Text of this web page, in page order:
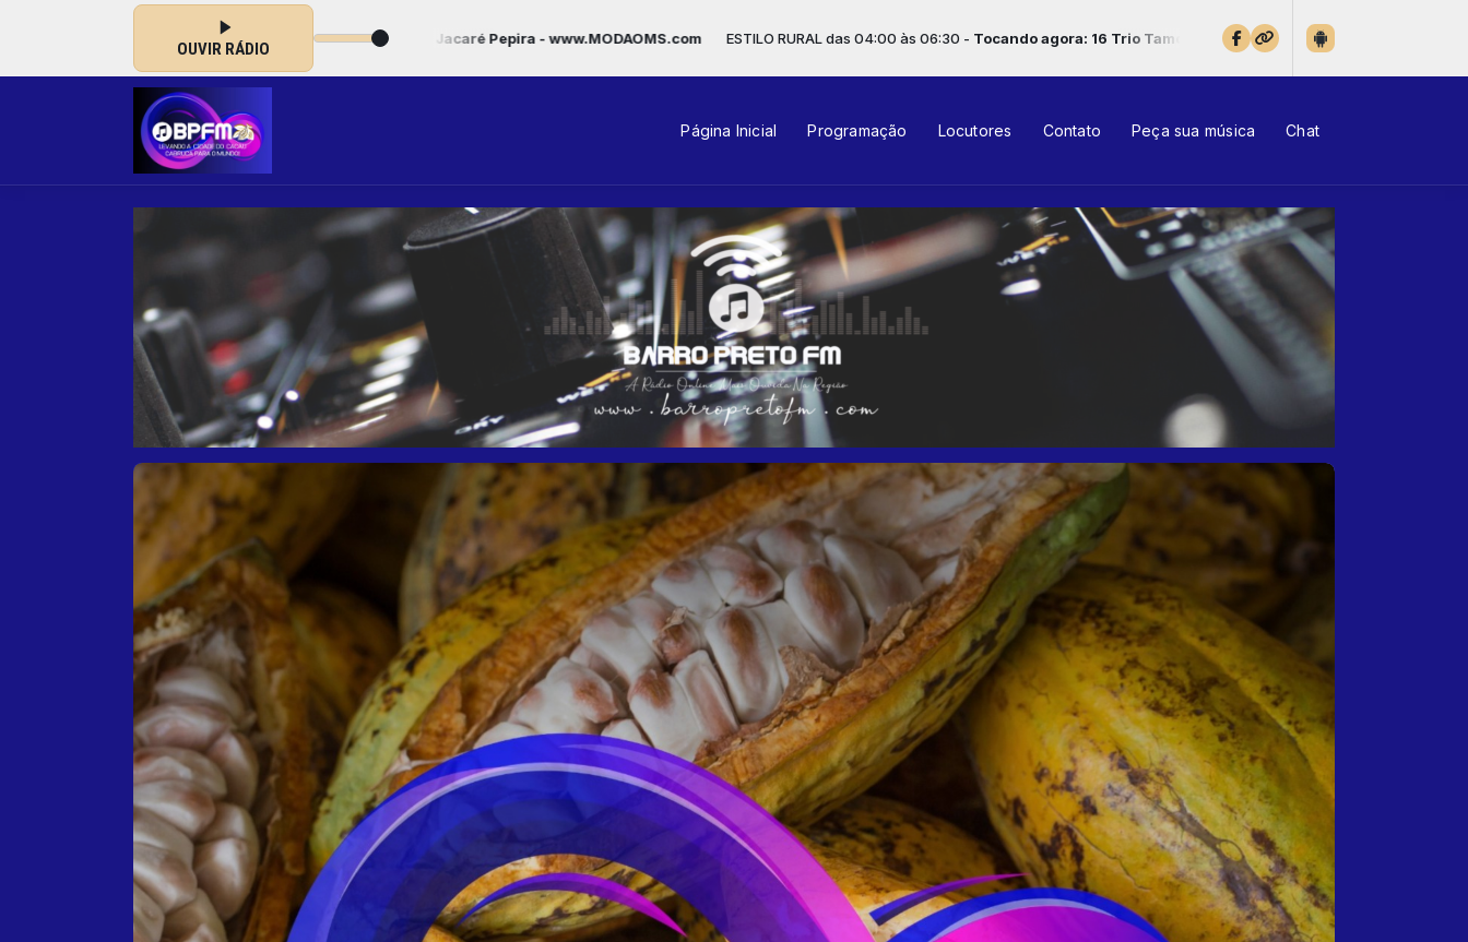
OUVIR RÁDIO
Tocando agora: 16 Trio Tamoyo - Jacaré Pepira - www.MODAOMS.com ESTILO RURAL das 04:00 às 06:30 - Tocando agora: 16 Trio Tamoyo - Jacaré Pepira - www.MODAOMS.com
Página Inicial Programação Locutores Contato Peça sua música Chat